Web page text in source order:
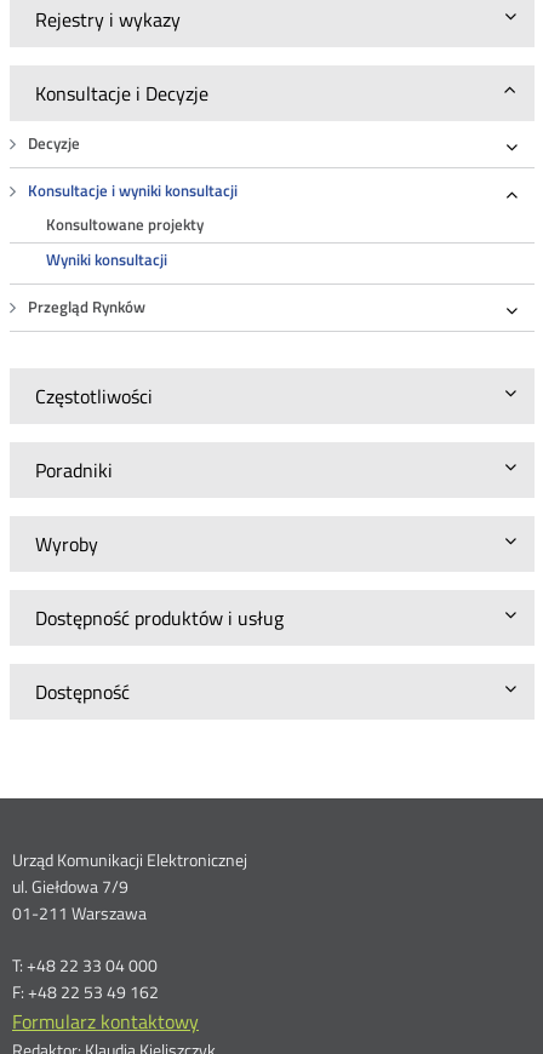
Rejestry i wykazy
Konsultacje i Decyzje
Decyzje
Konsultacje i wyniki konsultacji
Konsultowane projekty
Wyniki konsultacji
Przegląd Rynków
Częstotliwości
Poradniki
Wyroby
Dostępność produktów i usług
Dostępność
Dane
kontaktowe
Urząd Komunikacji Elektronicznej
ul. Giełdowa 7/9
01-211 Warszawa
T: +48 22 33 04 000
F: +48 22 53 49 162
Formularz kontaktowy